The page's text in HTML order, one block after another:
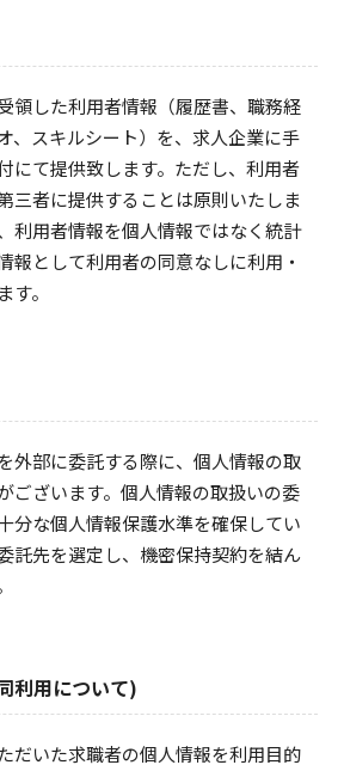
領した利用者情報（履歴書、職務経
、スキルシート）を、求人企業に手
にて提供致します。ただし、利用者
三者に提供することは原則いたしま
利用者情報を個人情報ではなく統計
報として利用者の同意なしに利用・
。
外部に委託する際に、個人情報の取
ございます。個人情報の取扱いの委
分な個人情報保護水準を確保してい
託先を選定し、機密保持契約を結ん
利用について)
だいた求職者の個人情報を利用目的